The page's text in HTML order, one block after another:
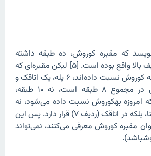
که مقبره کوروش، ده طبقه داشته
و قبر کوروش در ردیف بالا واقع بوده است. [۵] لیکن مقبره‌ای که
امروزه با حیله‌گری به کوروش نسبت داده‌اند، ۶ پله، یک اتاقک و
یک بام دارد! یعنی در مجموع ۸ طبقه است، نه ۱۰ طبقه،
امروزه بهکوروش نسبت داده می‌شود، نه
در ردیف بالای این بنا، بلکه در اتاقک (ردیف ۷) قرار دارد. پس این
مقبره کوروش معرفی ‌می‌کنند، نمی‌تواند